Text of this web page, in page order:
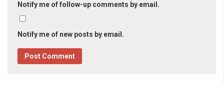
Notify me of follow-up comments by email.
Notify me of new posts by email.